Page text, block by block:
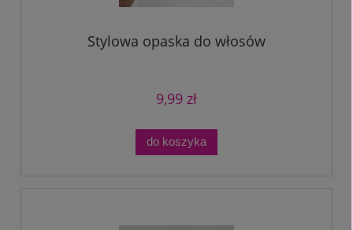
Stylowa opaska do włosów
9,99 zł
do koszyka